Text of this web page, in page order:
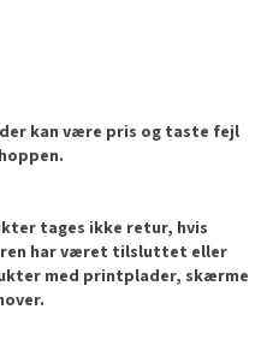
kan være pris og taste fejl
tages ikke retur, hvis
har været tilsluttet eller
med printplader, skærme